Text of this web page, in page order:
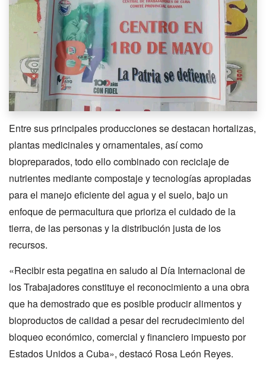
Entre sus principales producciones se destacan hortalizas,
plantas medicinales y ornamentales, así como
biopreparados, todo ello combinado con reciclaje de
nutrientes mediante compostaje y tecnologías apropiadas
para el manejo eficiente del agua y el suelo, bajo un
enfoque de permacultura que prioriza el cuidado de la
tierra, de las personas y la distribución justa de los
recursos.
«Recibir esta pegatina en saludo al Día Internacional de
los Trabajadores constituye el reconocimiento a una obra
que ha demostrado que es posible producir alimentos y
bioproductos de calidad a pesar del recrudecimiento del
bloqueo económico, comercial y financiero impuesto por
Estados Unidos a Cuba», destacó Rosa León Reyes.